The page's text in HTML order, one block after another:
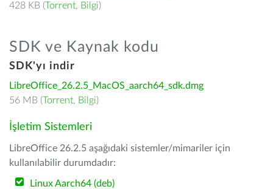
428 KB (Torrent, Bilgi)
SDK ve Kaynak kodu
SDK'yı indir
LibreOffice_26.2.5_MacOS_aarch64_sdk.dmg
56 MB (Torrent, Bilgi)
İşletim Sistemleri
LibreOffice 26.2.5 aşağıdaki sistemler/mimariler için
kullanılabilir durumdadır:
Linux Aarch64 (deb)